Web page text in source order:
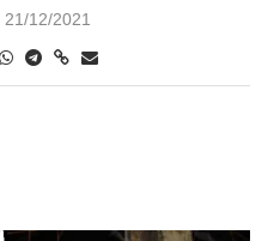
21/12/2021